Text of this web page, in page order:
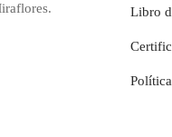
Libro